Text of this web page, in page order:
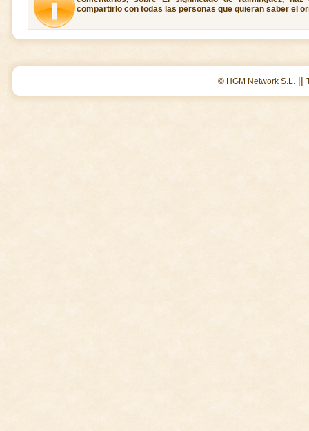
compartirlo con todas las personas que quieran saber el
© HGM Network S.L. ||